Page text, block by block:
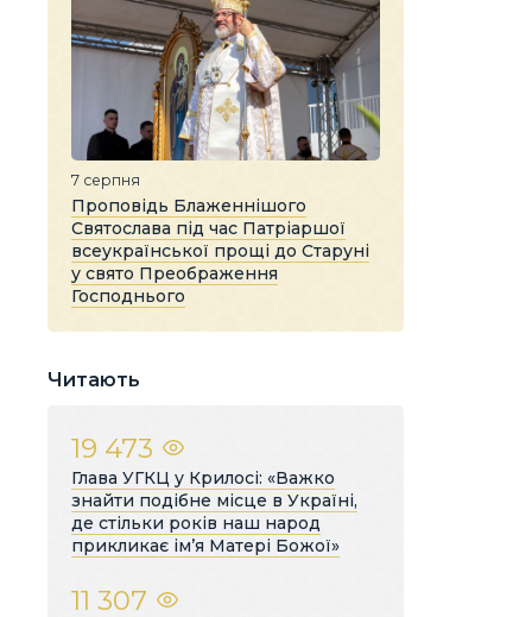
7 серпня
Проповідь Блаженнішого
Святослава під час Патріаршої
всеукраїнської прощі до Старуні
у свято Преображення
Господнього
Читають
19 473
Глава УГКЦ у Крилосі: «Важко
знайти подібне місце в Україні,
де стільки років наш народ
прикликає ім’я Матері Божої»
11 307